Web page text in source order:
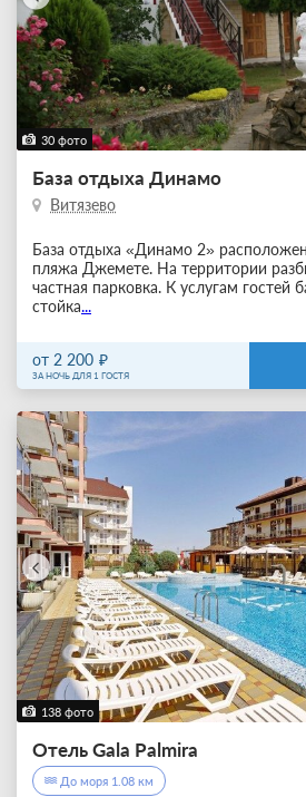
30 фото
База отдыха Динамо
Витязево
База отдыха «Динамо 2»
пляжа Джемете. На территории
частная парковка. К услугам гостей
стойка...
от 2 200
ЗА НОЧЬ ДЛЯ 1 ГОСТЯ
138 фото
Отель Gala Palmira
До моря 1.08 км